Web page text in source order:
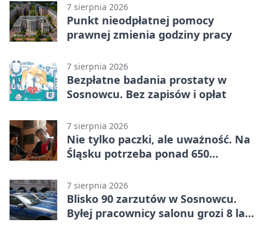
7 sierpnia 2026
Punkt nieodpłatnej pomocy
prawnej zmienia godziny pracy
7 sierpnia 2026
Bezpłatne badania prostaty w
Sosnowcu. Bez zapisów i opłat
7 sierpnia 2026
Nie tylko paczki, ale uważność. Na
Śląsku potrzeba ponad 650
7 sierpnia 2026
Blisko 90 zarzutów w Sosnowcu.
Byłej pracownicy salonu grozi 8 lat